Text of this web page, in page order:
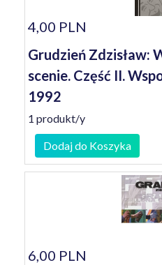
4,00 PLN
Grudzień Zdzisław:
scenie. Część II.
1992
1 produkt/y
Dodaj do Koszyka
6,00 PLN